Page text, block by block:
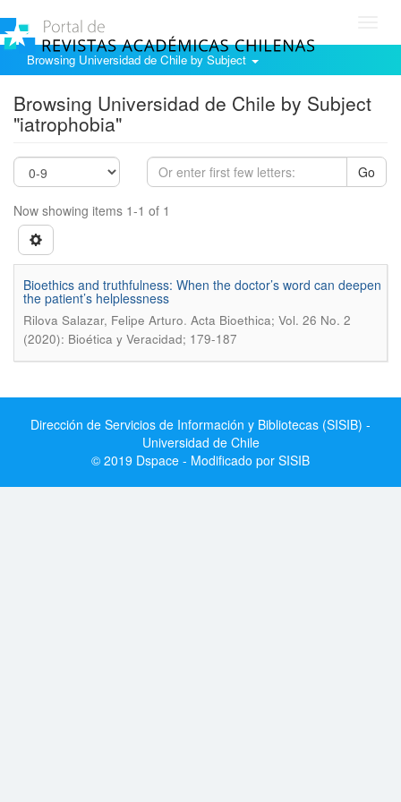
Browsing Universidad de Chile by Subject
Browsing Universidad de Chile by Subject
"iatrophobia"
Go
Now showing items 1-1 of 1
Bioethics and truthfulness: When the doctor’s word can deepen
the patient’s helplessness
Rilova Salazar, Felipe Arturo. Acta Bioethica; Vol. 26 No. 2
(2020): Bioética y Veracidad; 179-187
Dirección de Servicios de Información y Bibliotecas (SISIB) -
Universidad de Chile
© 2019 Dspace - Modificado por SISIB